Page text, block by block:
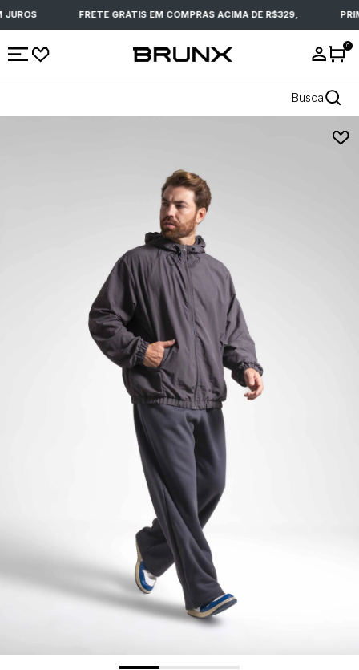
FRETE GRÁTIS EM COMPRAS ACIMA DE R$329,
0
Busca